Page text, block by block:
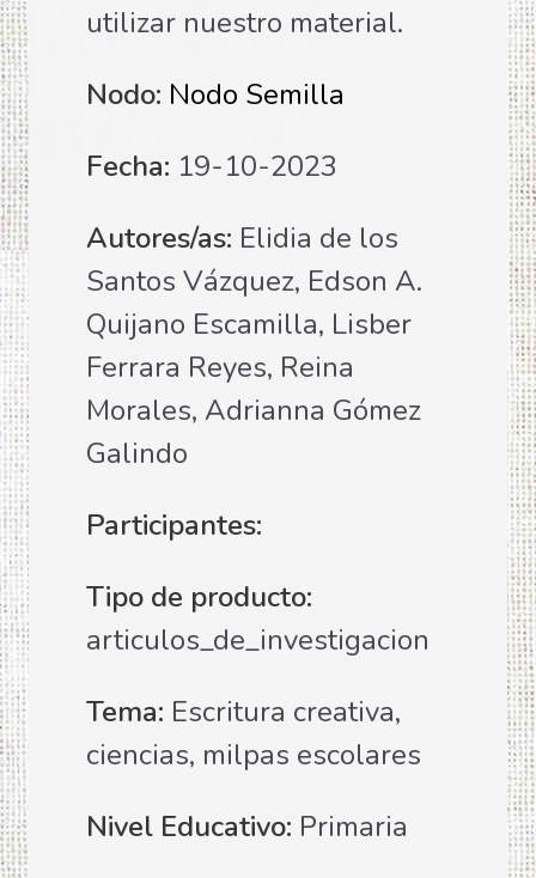
utilizar nuestro material.
Nodo: Nodo Semilla
Fecha: 19-10-2023
Autores/as: Elidia de los
Santos Vázquez, Edson A.
Quijano Escamilla, Lisber
Ferrara Reyes, Reina
Morales, Adrianna Gómez
Galindo
Participantes:
Tipo de producto:
articulos_de_investigacion
Tema: Escritura creativa,
ciencias, milpas escolares
Nivel Educativo: Primaria